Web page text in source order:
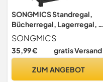
SONGMICS Standregal,
Bücherregal, Lagerregal, 4
Ablagen, verstellbar, 40 x
80 x 160 cm, bis 520 kg
belastbar, für Küche,
vintagebraun-schwarz
SONGMICS
35,99 € gratis Versand
ZUM ANGEBOT